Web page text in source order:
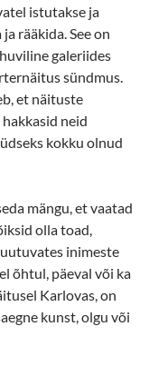
istutakse ja
rääkida. See on
galeriides
sündmus.
et näituste
neid
kokku olnud
mängu, et vaatad
olla toad,
inimeste
õhtul, päeval või ka
Karlovas, on
kunst, olgu või